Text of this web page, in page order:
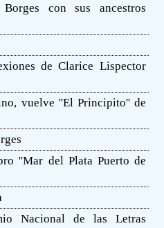
con sus ancestros
de Clarice Lispector
vuelve ''El Principito'' de
''Mar del Plata Puerto de
Nacional de las Letras